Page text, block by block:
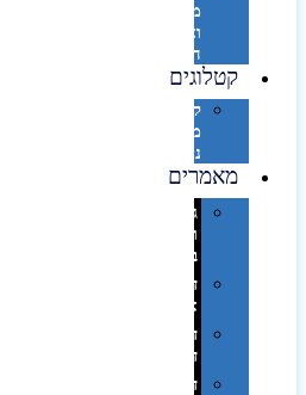
מחשב
וציוד
היקפי
קטלוגים
קטלוג
מוצרי
נייר
מאמרים
גימורים
והשבחות
בדפוס
דפוס
אופסט
דפוס
דיגיטלי
דפוס